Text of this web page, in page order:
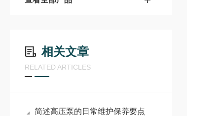
相关文章
RELATED ARTICLES
简述高压泵的日常维护保养要点